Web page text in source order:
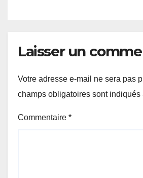
Laisser un
Votre adresse e-mail ne sera pas
champs obligatoires sont indiqués
Commentaire *